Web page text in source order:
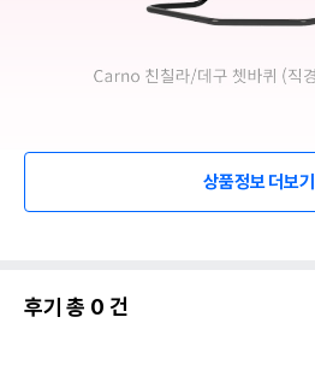
상품정보 더보기
후기 총 0 건